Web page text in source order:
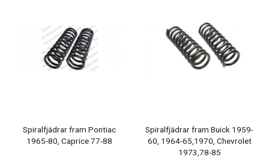
Spiralfjädrar fram Pontiac
1965-80, Caprice 77-88
Spiralfjädrar fram Buick 1959-
60, 1964-65,1970, Chevrolet
1973,78-85